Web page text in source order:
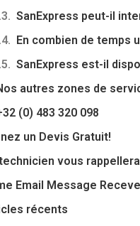
SanExpress peut-il
En combien de temps
SanExpress est-il
autres zones de
(0) 483 320 098
un Devis Gratuit!
vous
Email Message
récents